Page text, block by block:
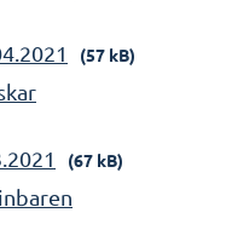
(57 kB)
(67 kB)